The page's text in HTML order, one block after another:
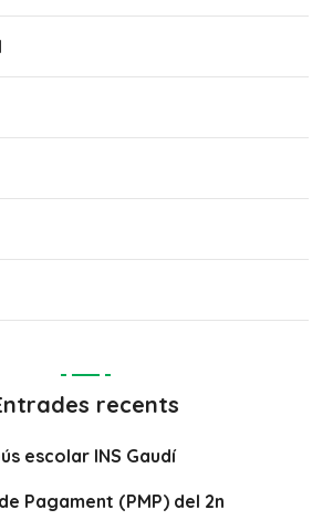
recents
escolar INS Gaudí
Pagament (PMP) del 2n